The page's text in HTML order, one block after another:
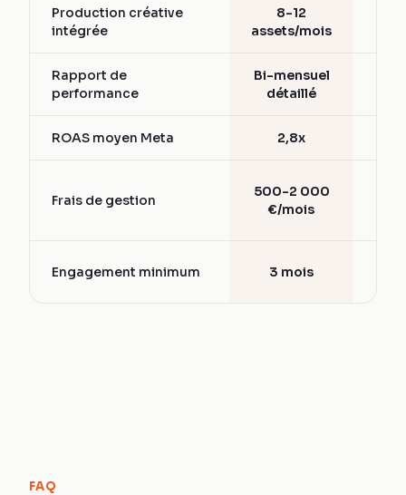
Production créative
intégrée
8-12
assets/mois
Rapport de
performance
Bi-mensuel
détaillé
ROAS moyen Meta 2,8x
Frais de gestion
500-2 000
€/mois
Engagement minimum 3 mois
FAQ